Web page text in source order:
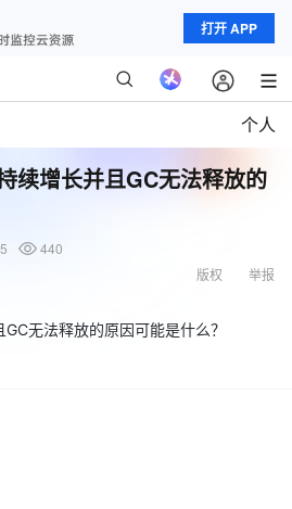
打开 APP
个人
续增长并且GC无法释放的
440
举报
版权
无法释放的原因可能是什么？